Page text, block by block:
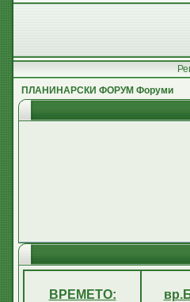
ПЛАНИНАРСКИ ФОРУМ Форуми
ВРЕМЕТО: